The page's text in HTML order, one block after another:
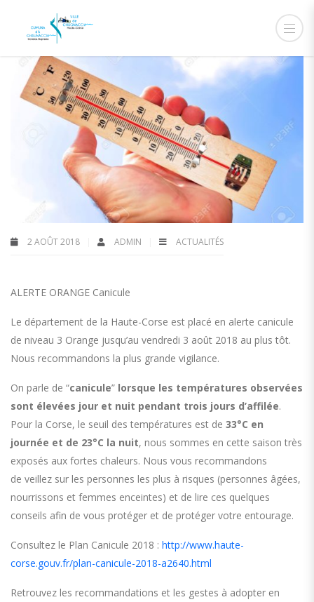
2 AOÛT 2018 ADMIN ACTUALITÉS
ALERTE ORANGE Canicule
Le département de la Haute-Corse est placé en alerte canicule
de niveau 3 Orange jusqu’au vendredi 3 août 2018 au plus tôt.
Nous recommandons la plus grande vigilance.
On parle de “canicule” lorsque les températures observées
sont élevées jour et nuit pendant trois jours d’affilée.
Pour la Corse, le seuil des températures est de 33°C en
journée et de 23°C la nuit, nous sommes en cette saison très
exposés aux fortes chaleurs. Nous vous recommandons
de veillez sur les personnes les plus à risques (personnes âgées,
nourrissons et femmes enceintes) et de lire ces quelques
conseils afin de vous protéger et de protéger votre entourage.
Consultez le Plan Canicule 2018 : http://www.haute-
corse.gouv.fr/plan-canicule-2018-a2640.html
Retrouvez les recommandations et les gestes à adopter en